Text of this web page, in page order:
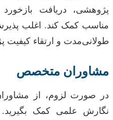
پژوهشی، دریافت
مناسب کمک کند. اغلب
طولانی‌مدت و ارتقاء
مشاوران متخصص
در صورت لزوم، از
نگارش علمی کمک بگیرید.